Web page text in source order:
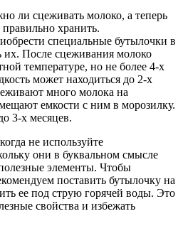
ли сцеживать молоко, а теперь
хранить.
специальные бутылочки в
их. После сцеживания молоко
температуре, но не более 4-х
может находиться до 2-х
много молока на
емкости с ним в морозилку.
3-х месяцев.
не используйте
они в буквальном смысле
элементы. Чтобы
поставить бутылочку на
ее под струю горячей воды. Это
свойства и избежать